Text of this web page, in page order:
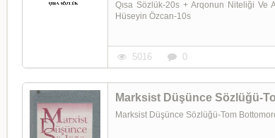
Qısa Sözlük-20s + Arqonun Niteliği Ve
Hüseyin Özcan-10s
5016 0
Marksist Düşünce Sözlüğü-
Marksist Düşünce Sözlüğü-Tom